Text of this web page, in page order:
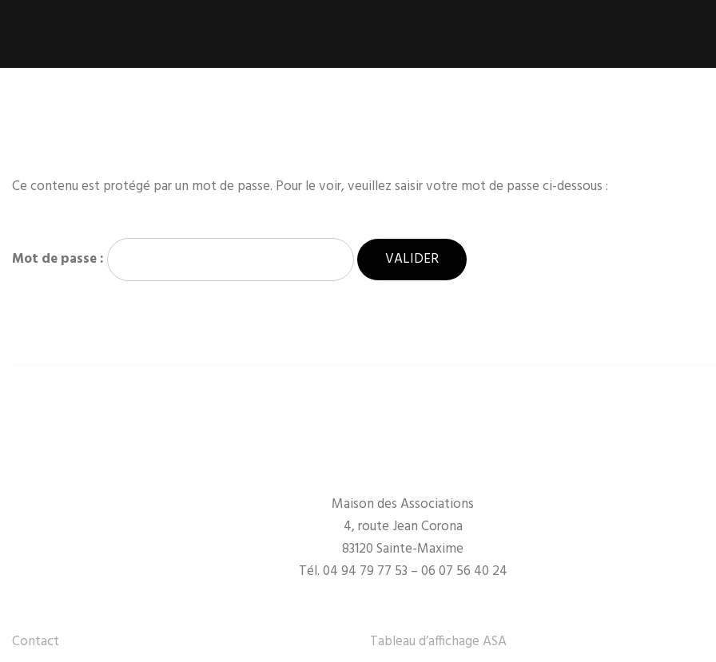
Ce contenu est protégé par un mot de passe. Pour le voir, veuillez saisir votre mot de passe ci-dessous :
Mot de passe :
Maison des Associations
4, route Jean Corona
83120 Sainte-Maxime
Tél. 04 94 79 77 53 – 06 07 56 40 24
Contact Tableau d’affichage ASA